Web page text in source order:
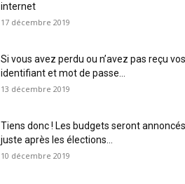
internet
17 décembre 2019
Si vous avez perdu ou n’avez pas reçu vos
identifiant et mot de passe...
13 décembre 2019
Tiens donc ! Les budgets seront annoncés
juste après les élections…
10 décembre 2019